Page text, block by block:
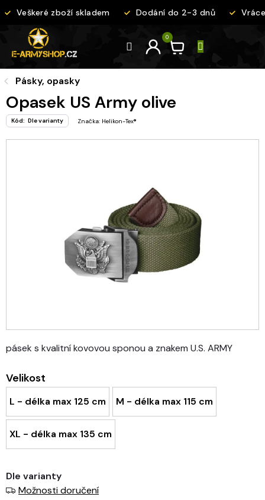
na
Veškeré zboží skladem Dodání do 2-3 dnů
Pásky, opasky
Opasek US Army olive
Kód: Dle varianty Značka: Helikon-Tex®
Velikost
L - délka max 125 cm M - délka max 115 cm
XL - délka max 135 cm
pásek s kvalitní kovovou sponou a znakem U.S. ARMY
Dle varianty
Možnosti doručení